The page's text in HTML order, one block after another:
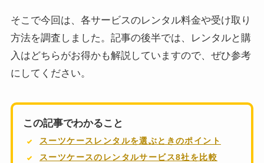
そこで今回は、各サービスのレンタル料金や受け取り
方法を調査しました。記事の後半では、レンタルと購
入はどちらがお得かも解説していますので、ぜひ参考
にしてください。
この記事でわかること
スーツケースレンタルを選ぶときのポイント
スーツケースのレンタルサービス8社を比較